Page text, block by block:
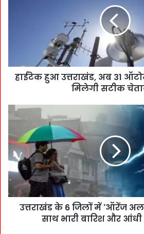
हाईटेक हुआ उत्तराखंड, अब 31
मिलेगी सटीक
उत्तराखंड के 6 जिलों में 'ऑरेंज
साथ भारी बारिश और